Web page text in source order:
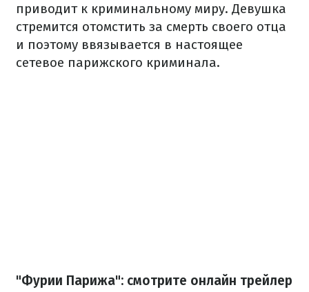
приводит к криминальному миру. Девушка
стремится отомстить за смерть своего отца
и поэтому ввязывается в настоящее
сетевое парижского криминала.
"Фурии Парижа": смотрите онлайн трейлер